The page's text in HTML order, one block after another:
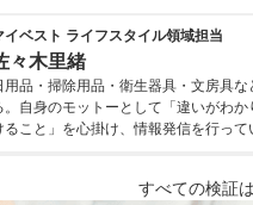
・2020年3月 関西テレビ『報道ラン
敏感肌、乾燥肌、混合肌、脂性肌）
白美容液に関する記事 ・2020年11月
山田貴博のプロフィール
イベスト ライフスタイル領域担当
々木里緒
用品・掃除用品・衛生器具・文房具
。自身のモットーとして「違いがわ
ること」を心掛け、情報発信を行って
すべての検証は